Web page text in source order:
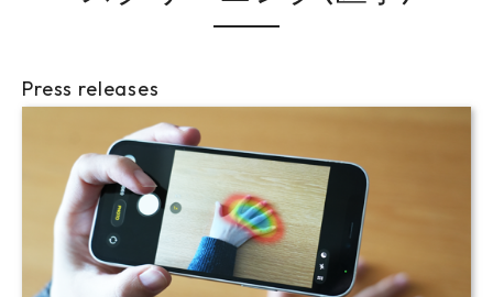
Press releases